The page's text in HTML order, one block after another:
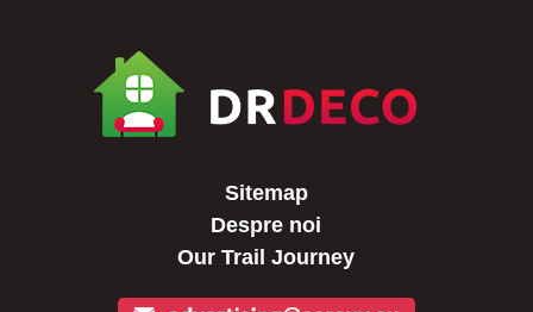
Sitemap
Despre noi
Our Trail Journey